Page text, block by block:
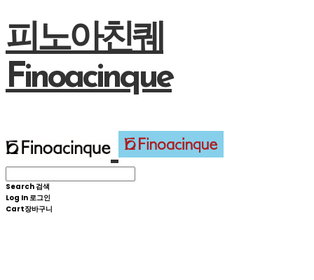
피노아친퀘
Finoacinque
Search검색
Log In로그인
Cart장바구니